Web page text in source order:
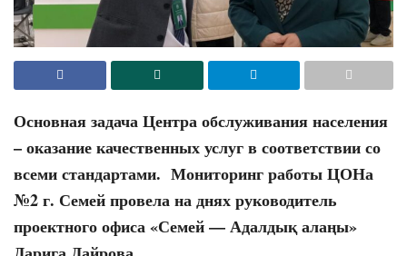
Основная задача Центра обслуживания населения
– оказание качественных услуг в соответствии со
всеми стандартами. Мониторинг работы ЦОНа
№2 г. Семей провела на днях руководитель
проектного офиса «Семей — Адалдық алаңы»